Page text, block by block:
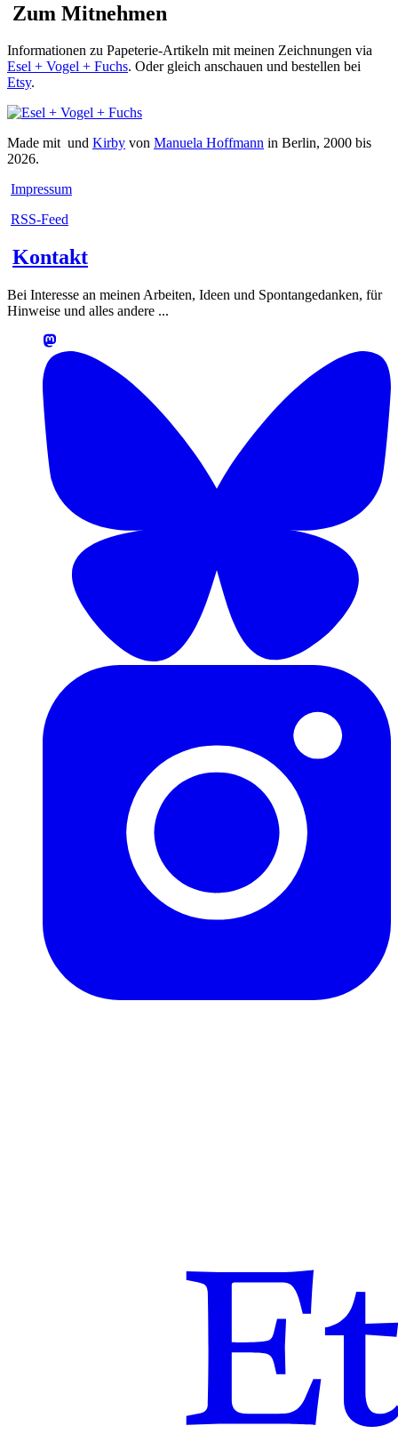
Zum Mitnehmen
Informationen zu Papeterie-Artikeln mit meinen Zeichnungen via
Esel + Vogel + Fuchs. Oder gleich anschauen und bestellen bei
Etsy.
Made mit und Kirby von Manuela Hoffmann in Berlin, 2000 bis
2026.
Impressum
RSS-Feed
Kontakt
Bei Interesse an meinen Arbeiten, Ideen und Spontangedanken, für
Hinweise und alles andere ...